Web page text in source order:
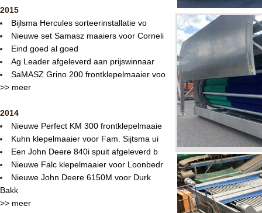
2015
Bijlsma Hercules sorteerinstallatie vo
Nieuwe set Samasz maaiers voor Corneli
Eind goed al goed
Ag Leader afgeleverd aan prijswinnaar
SaMASZ Grino 200 frontklepelmaaier voo
>> meer
2014
Nieuwe Perfect KM 300 frontklepelmaaie
Kuhn klepelmaaier voor Fam. Sijtsma ui
Een John Deere 840i spuit afgeleverd b
Nieuwe Falc klepelmaaier voor Loonbedr
Nieuwe John Deere 6150M voor Durk
Bakk
>> meer